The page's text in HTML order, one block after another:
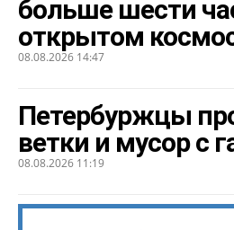
больше шести
открытом
08.08.2026 14:47
Петербуржцы
ветки и мусор с
08.08.2026 11:19